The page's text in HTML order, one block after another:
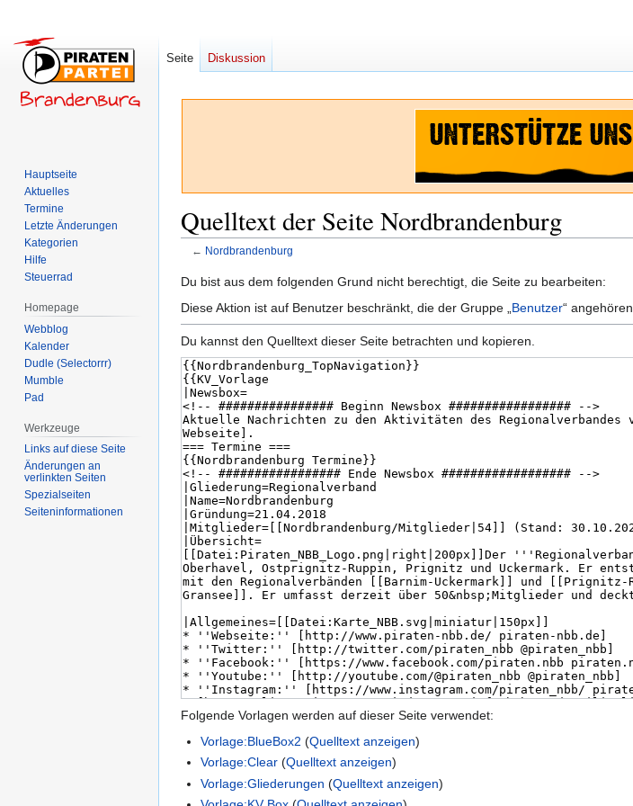
Quelltext der Seite Nordbrandenburg
← Nordbrandenburg
Zur
Navigation
Zur
Suche
Du bist aus dem folgenden Grund nicht berechtigt, die Seite zu bearbeiten:
Diese Aktion ist auf Benutzer beschränkt, die der Gruppe „ Benutzer“ angehören.
Du kannst den Quelltext dieser Seite betrachten und kopieren.
Folgende Vorlagen werden auf dieser Seite verwendet:
Vorlage:BlueBox2 (Quelltext anzeigen)
Vorlage:Clear (Quelltext anzeigen)
Vorlage:Gliederungen (Quelltext anzeigen)
Seite Diskussion
Hauptseite
Aktuelles
Termine
Letzte Änderungen
Kategorien
Hilfe
Steuerrad
Homepage
Webblog
Kalender
Dudle (Selectorrr)
Mumble
Pad
Werkzeuge
Links auf diese Seite
Änderungen an
verlinkten Seiten
Spezialseiten
Seiten­­informationen